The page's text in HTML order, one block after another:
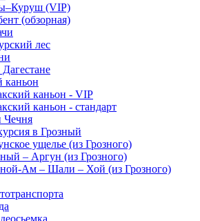
(VIP)
(обзорная)
лес
каньон
каньон - VIP
каньон - стандарт
Чечня
в Грозный
ущелье (из Грозного)
– Аргун (из Грозного)
Ам – Шали – Хой (из Грозного)